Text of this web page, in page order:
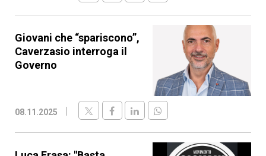
Giovani che “spariscono”,
Caverzasio interroga il
Governo
08.11.2025